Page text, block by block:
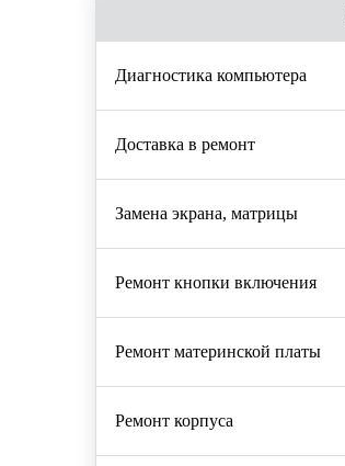
Диагностика компьютера
Доставка в ремонт
Замена экрана, матрицы
Ремонт кнопки включения
Ремонт материнской платы
Ремонт корпуса